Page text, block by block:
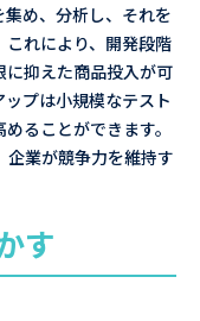
め、分析し、それを
れにより、開発段階
に抑えた商品投入が可
プは小規模なテスト
ることができます。
企業が競争力を維持す
す